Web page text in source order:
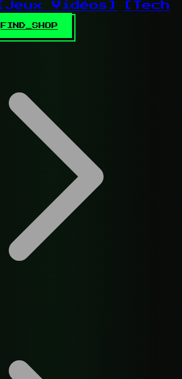
[Jeux Vidéos]
[Tech
FIND_SHOP